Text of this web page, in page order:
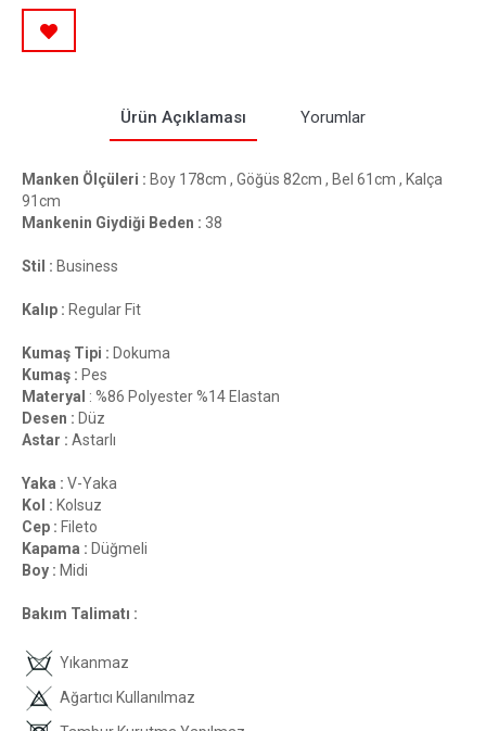
Ürün Açıklaması Yorumlar
Manken Ölçüleri : Boy 178cm , Göğüs 82cm , Bel 61cm , Kalça
91cm
Mankenin Giydiği Beden : 38
Stil : Business
Kalıp : Regular Fit
Kumaş Tipi : Dokuma
Kumaş : Pes
Materyal : %86 Polyester %14 Elastan
Desen : Düz
Astar : Astarlı
Yaka : V-Yaka
Kol : Kolsuz
Cep : Fileto
Kapama : Düğmeli
Boy : Midi
Bakım Talimatı :
Yıkanmaz
Ağartıcı Kullanılmaz